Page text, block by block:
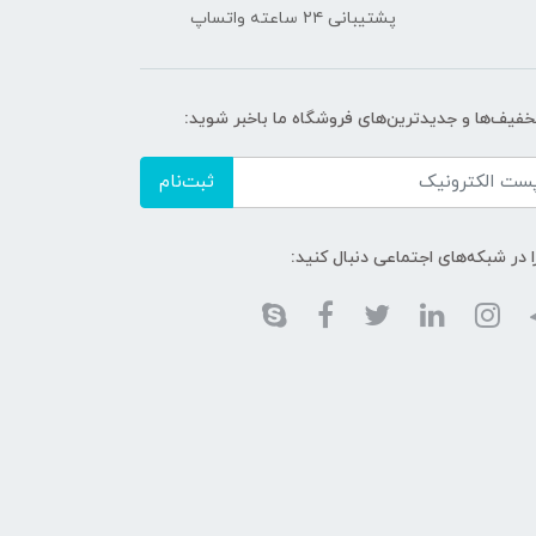
پشتیبانی ۲۴ ساعته واتساپ
و جدیدترین‌های فروشگاه ما باخبر شوید:
ثبت‌نام
در شبکه‌های اجتماعی دنبال کنید: